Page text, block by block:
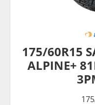
175/60R15
ALPINE+